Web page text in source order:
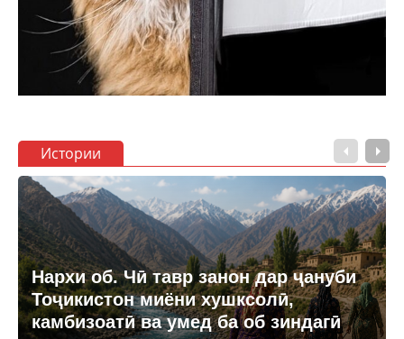
Истории
Нархи об. Чӣ тавр занон дар ҷануби
Тоҷикистон миёни хушксолӣ,
камбизоатӣ ва умед ба об зиндагӣ